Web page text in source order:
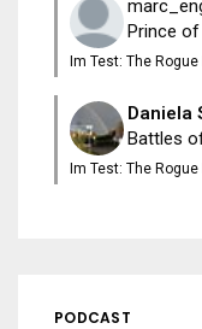
Prince
Im Test: The
Daniela
Battles
Im Test: The
PODCAST